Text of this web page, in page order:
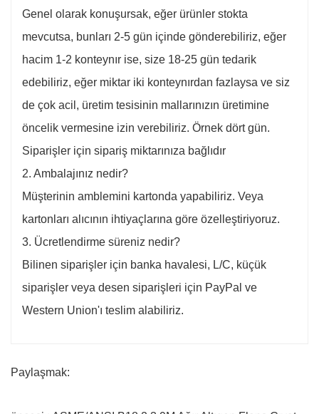
Genel olarak konuşursak, eğer ürünler stokta
mevcutsa, bunları 2-5 gün içinde gönderebiliriz, eğer
hacim 1-2 konteynır ise, size 18-25 gün tedarik
edebiliriz, eğer miktar iki konteynırdan fazlaysa ve siz
de çok acil, üretim tesisinin mallarınızın üretimine
öncelik vermesine izin verebiliriz. Örnek dört gün.
Siparişler için sipariş miktarınıza bağlıdır
2. Ambalajınız nedir?
Müşterinin amblemini kartonda yapabiliriz. Veya
kartonları alıcının ihtiyaçlarına göre özelleştiriyoruz.
3. Ücretlendirme süreniz nedir?
Bilinen siparişler için banka havalesi, L/C, küçük
siparişler veya desen siparişleri için PayPal ve
Western Union'ı teslim alabiliriz.
Paylaşmak: